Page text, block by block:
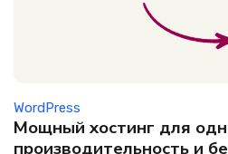
WordPress
Мощный хостинг для
производительность и